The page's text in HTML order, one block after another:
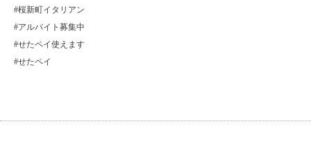
#桜新町イタリアン
#アルバイト募集中
#せたペイ使えます
#せたペイ